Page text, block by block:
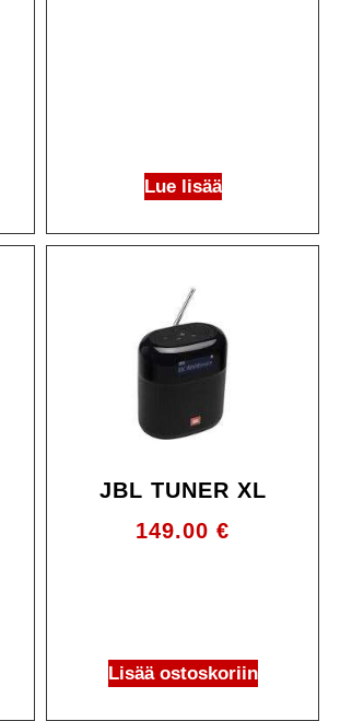
Lue lisää
JBL TUNER XL
149.00€
Lisää ostoskoriin